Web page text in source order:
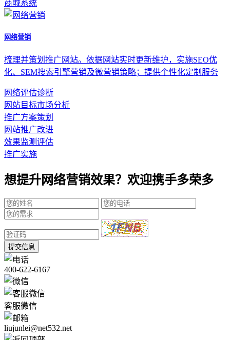
商城系统
网络营销
梳理并策划推广网站。依据网站实时更新维护，实施SEO优
化、SEM搜索引擎营销及微营销策略；提供个性化定制服务
网络评估诊断
网站目标市场分析
推广方案策划
网站推广改进
效果监测评估
推广实施
想提升网络营销效果？欢迎携手多荣多
提交信息
400-622-6167
客服微信
liujunlei@net532.net